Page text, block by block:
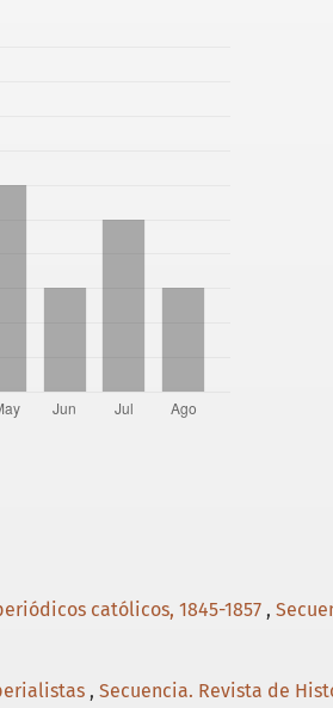
católicos, 1845-1857 ,
, Secuencia. Revista de